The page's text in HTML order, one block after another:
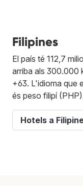
Filipines
El país té 112,7
arriba als 300.000
+63. L'idioma que
és peso filipí
Hotels a